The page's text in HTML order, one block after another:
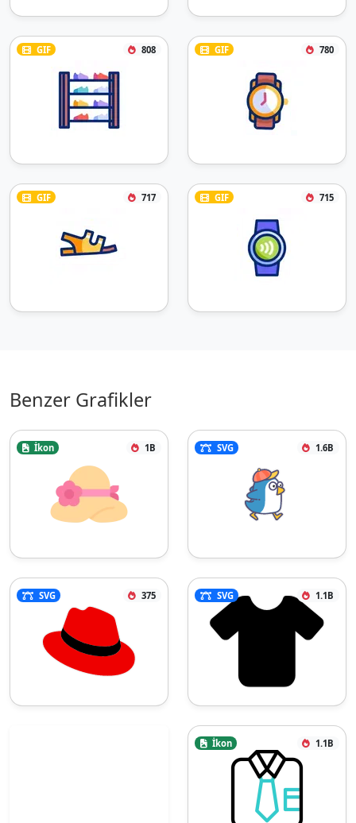
GIF 808 GIF 780
GIF 717 GIF 715
Benzer Grafikler
İkon 1B SVG 1.6B
SVG 375 SVG 1.1B
İkon 1.1B